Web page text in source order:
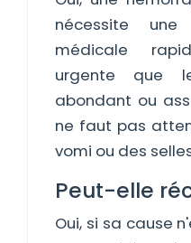
nécessite
médicale
urgente que
abondant ou
ne faut pas
vomi ou des
Peut-elle
Oui, si sa cause